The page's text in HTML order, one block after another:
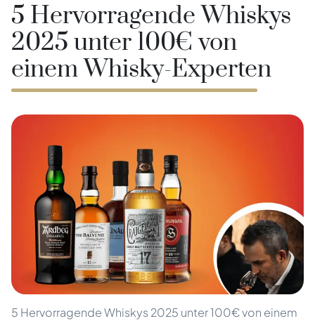
5 Hervorragende Whiskys
2025 unter 100€ von
einem Whisky-Experten
5 Hervorragende Whiskys 2025 unter 100€ von einem